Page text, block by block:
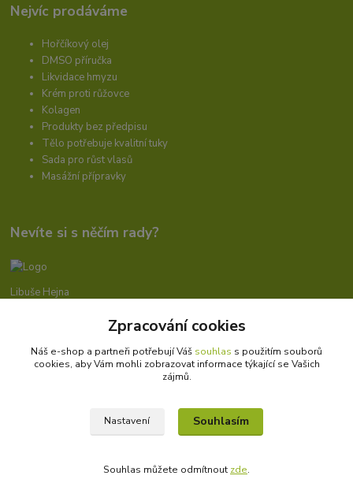
Nejvíc prodáváme
Hořčíkový olej
DMSO příručka
Likvidace hmyzu
Krém proti růžovce
Kolagen
Produkty bez předpisu
Tělo potřebuje kvalitní tuky
Sada pro růst vlasů
Masážní přípravky
Nevíte si s něčím rady?
Libuše Hejna
info@bioprotebe.cz
Přírodní certifikované produkty Webdesign
Zpracování cookies
Náš e-shop a partneři potřebují Váš souhlas s použitím souborů
cookies, aby Vám mohli zobrazovat informace týkající se Vašich
zájmů.
Nastavení Souhlasím
Souhlas můžete odmítnout zde.